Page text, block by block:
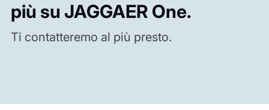
più su JAGGAER One.
Ti contatteremo al più presto.